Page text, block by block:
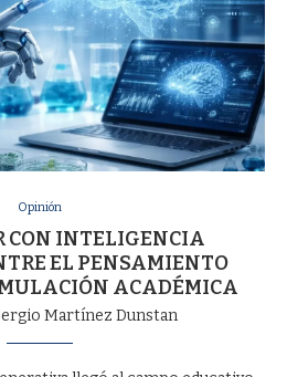
Opinión
CON INTELIGENCIA
EL PENSAMIENTO
ACADÉMICA
Martínez Dunstan